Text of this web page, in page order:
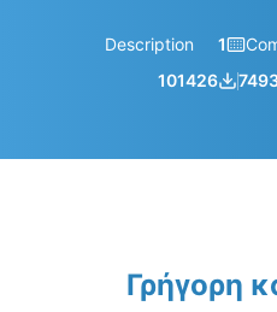
Description 1
101426
Γρήγορη